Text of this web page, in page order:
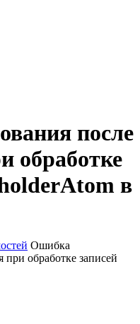
после
обработке
в
Ошибка
при обработке записей